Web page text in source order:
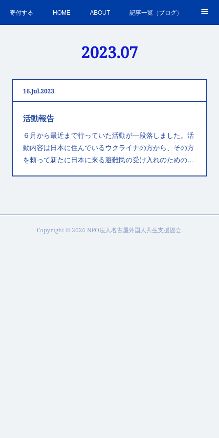
寄付する HOME ABOUT 記事一覧（ブログ）
お問合せ 関連リンク集
2023.07
16Jul2023
活動報告
６月から最近まで行っていた活動が一段落しました。活
動内容は日本に住んでいるウクライナの方から、その方
を頼って新たに日本に来る避難民の受け入れのための…
Copyright ©2026 NPO法人名古屋外国人共生支援協会.